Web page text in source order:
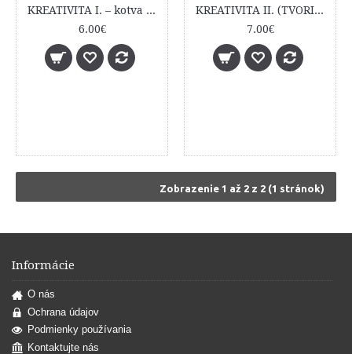
KREATIVITA I. – kotva bezpečnosti a zmyslu života
6.00€
KREATIVITA II. (TVORIVOSŤ V NÁS) – realizovať výnimočný produkt obyčajným spôsobom
7.00€
Zobrazenie 1 až 2 z 2 (1 stránok)
Informácie
O nás
Ochrana údajov
Podmienky používania
Kontaktujte nás